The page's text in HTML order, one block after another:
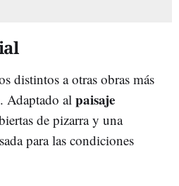
distintos a otras obras más
Adaptado al paisaje
de pizarra y una
para las condiciones